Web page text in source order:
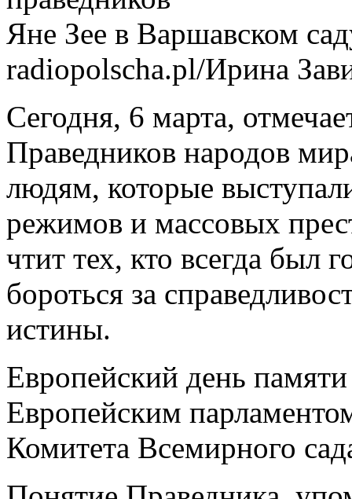
Яне Зее в Варшавском
radiopolscha.pl/Ирина
Сегодня, 6 марта,
Праведников народов
людям, которые
режимов и массовых
чтит тех, кто всегда был
бороться за
истины.
Европейский день
Европейским
Комитета Всемирного